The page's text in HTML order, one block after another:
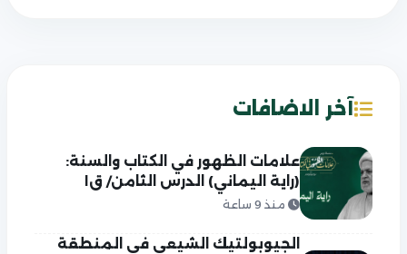
آخر الاضافات
علامات الظهور في الكتاب والسنة:
(راية اليماني) الدرس الثامن/ ق١
منذ 9 ساعة
الجيوبولتيك الشيعي في المنطقة